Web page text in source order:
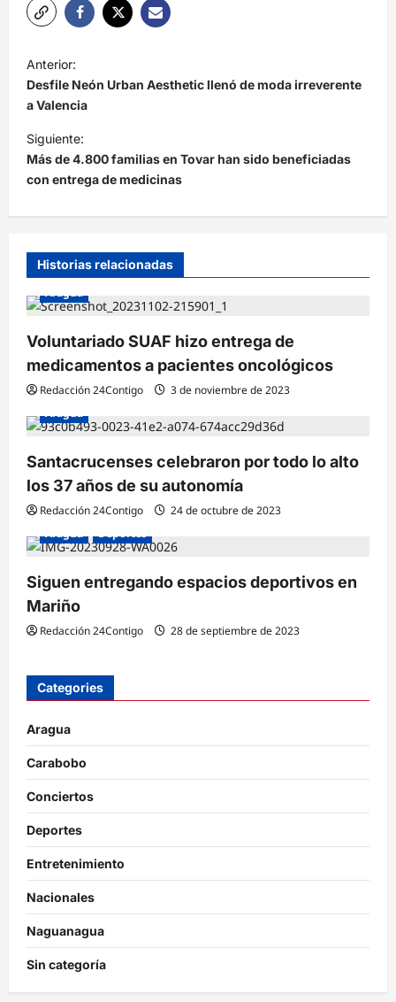
a
v
e
g
a
c
ó
n
e
t
r
a
d
a
s
Anterior:
Desfile Neón Urban Aesthetic llenó de moda irreverente
a Valencia
Siguiente:
Más de 4.800 familias en Tovar han sido beneficiadas
con entrega de medicinas
Historias relacionadas
Aragua
Voluntariado SUAF hizo entrega de
medicamentos a pacientes oncológicos
Redacción 24Contigo
3 de noviembre de 2023
Aragua
Santacrucenses celebraron por todo lo alto
los 37 años de su autonomía
Redacción 24Contigo
24 de octubre de 2023
Aragua
Deportes
Siguen entregando espacios deportivos en
Mariño
Redacción 24Contigo 28 de septiembre de 2023
Categories
Aragua
Carabobo
Conciertos
Deportes
Entretenimiento
Nacionales
Naguanagua
Sin categoría